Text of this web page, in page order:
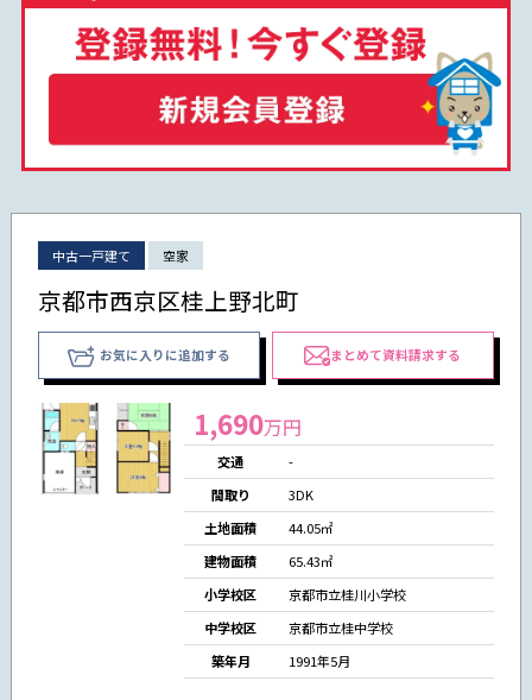
中古一戸建て 空家
京都市西京区桂上野北町
お気に入りに追加する まとめて資料請求する
1,690万円
交通
-
間取り
3DK
土地面積
44.05㎡
建物面積
65.43㎡
小学校区
京都市立桂川小学校
中学校区
京都市立桂中学校
築年月
1991年5月